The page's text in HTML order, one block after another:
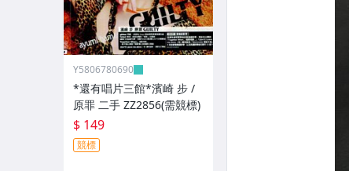
Y5806780690
*還有唱片三館*濱崎 步 /
原罪 二手 ZZ2856(需競標)
$ 149
競標